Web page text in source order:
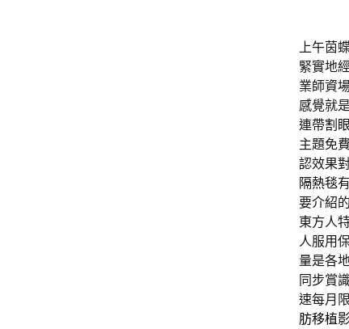
上午茵
緊實地
業師資
感覺就
連帶割
主題免
認效果
隔熱毯
要介紹
東方人
人服用
量是各
同步賞
速每月
肪移植